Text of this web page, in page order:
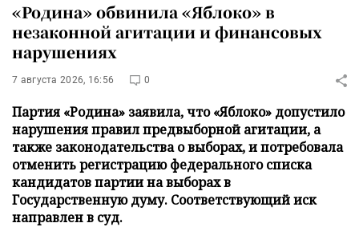
«Родина» обвинила «Яблоко» в
незаконной агитации и финансовых
нарушениях
7 августа 2026, 16:56 0
Партия «Родина» заявила, что «Яблоко» допустило
нарушения правил предвыборной агитации, а
также законодательства о выборах, и потребовала
отменить регистрацию федерального списка
кандидатов партии на выборах в
Государственную думу. Соответствующий иск
направлен в суд.